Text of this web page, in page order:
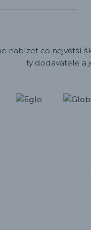
nabízet co největší
ty dodavatele a